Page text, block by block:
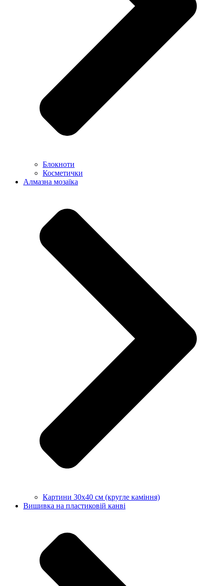
Блокноти
Косметички
Алмазна мозаїка
Картини 30х40 см (кругле каміння)
Вишивка на пластиковій канві